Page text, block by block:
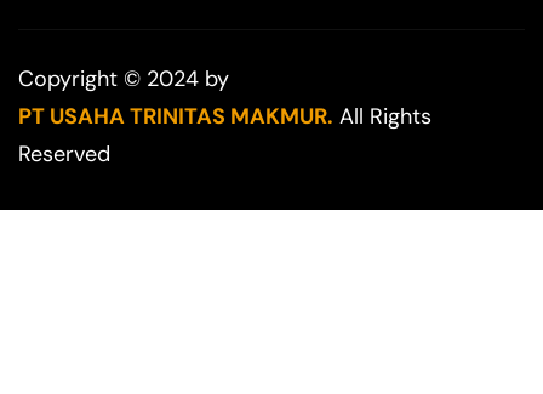
Copyright © 2024 by
PT USAHA TRINITAS MAKMUR. All Rights
Reserved